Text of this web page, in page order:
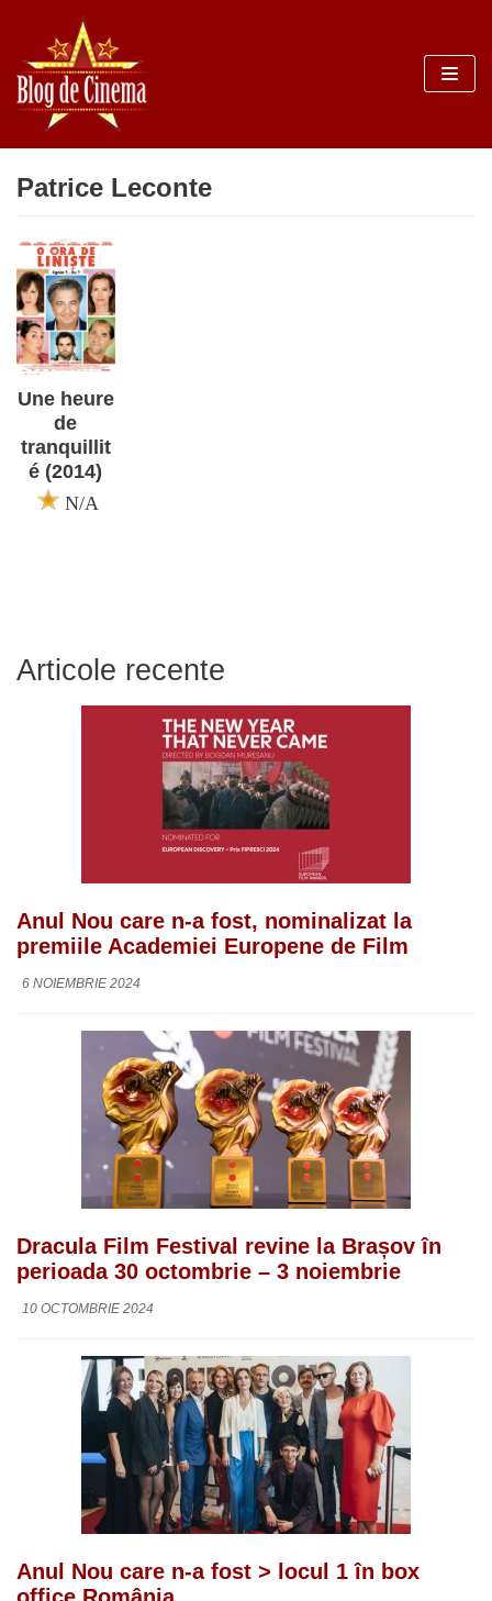
Sari
la
conținut
Patrice Leconte
Une heure
de
tranquillit
é (2014)
N/A
Articole recente
Anul Nou care n-a fost, nominalizat la
premiile Academiei Europene de Film
6 NOIEMBRIE 2024
Dracula Film Festival revine la Brașov în
perioada 30 octombrie – 3 noiembrie
10 OCTOMBRIE 2024
Anul Nou care n-a fost > locul 1 în box